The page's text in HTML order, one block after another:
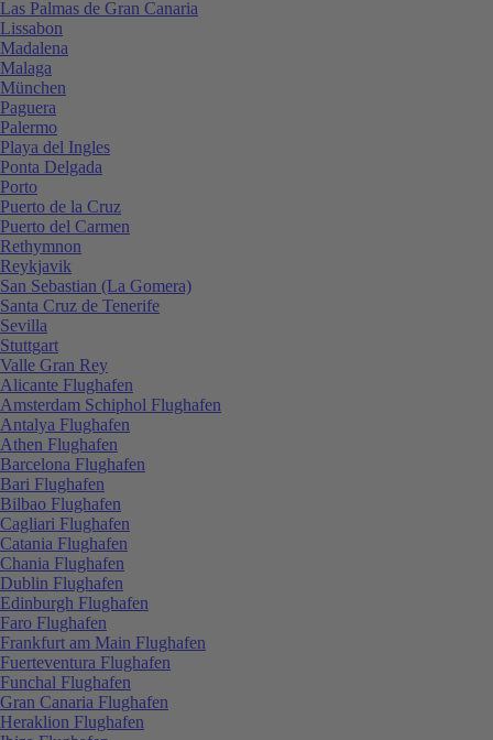
Las Palmas de Gran Canaria
Lissabon
Madalena
Malaga
München
Paguera
Palermo
Playa del Ingles
Ponta Delgada
Porto
Puerto de la Cruz
Puerto del Carmen
Rethymnon
Reykjavik
San Sebastian (La Gomera)
Santa Cruz de Tenerife
Sevilla
Stuttgart
Valle Gran Rey
Alicante Flughafen
Amsterdam Schiphol Flughafen
Antalya Flughafen
Athen Flughafen
Barcelona Flughafen
Bari Flughafen
Bilbao Flughafen
Cagliari Flughafen
Catania Flughafen
Chania Flughafen
Dublin Flughafen
Edinburgh Flughafen
Faro Flughafen
Frankfurt am Main Flughafen
Fuerteventura Flughafen
Funchal Flughafen
Gran Canaria Flughafen
Heraklion Flughafen